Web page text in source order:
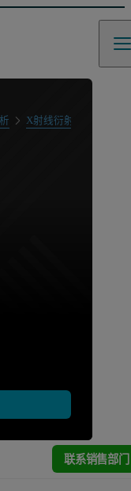
X射线衍射 (XRD)
联系销售部门